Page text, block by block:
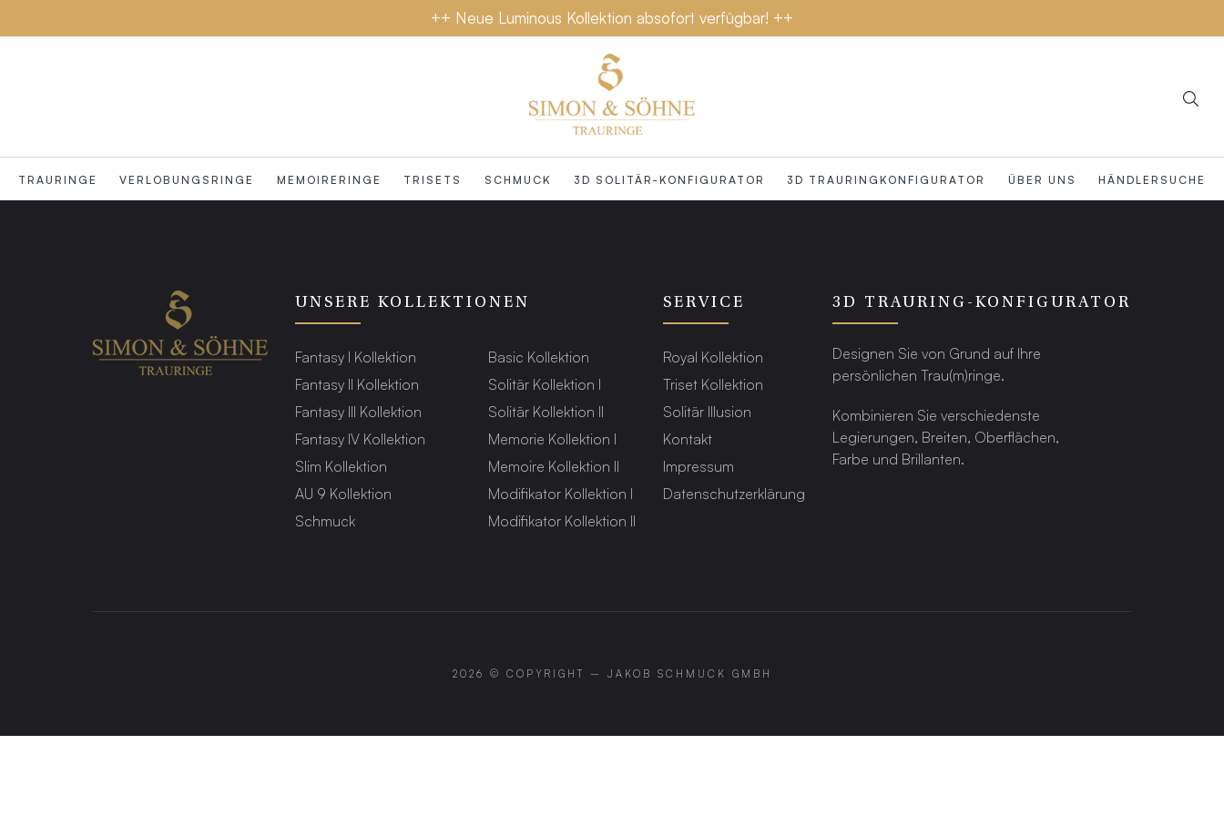
++ Neue Luminous Kollektion absofort verfügbar! ++
TRAURINGE VERLOBUNGSRINGE MEMOIRERINGE TRISETS SCHMUCK 3D SOLITÄR-KONFIGURATOR 3D TRAURINGKONFIGURATOR ÜBER UNS HÄNDLERSUCHE
UNSERE KOLLEKTIONEN
Fantasy I Kollektion
Fantasy II Kollektion
Fantasy III Kollektion
Fantasy IV Kollektion
Slim Kollektion
AU 9 Kollektion
Schmuck
Basic Kollektion
Solitär Kollektion I
Solitär Kollektion II
Memorie Kollektion I
Memoire Kollektion II
Modifikator Kollektion I
Modifikator Kollektion II
SERVICE
Royal Kollektion
Triset Kollektion
Solitär Illusion
Kontakt
Impressum
Datenschutzerklärung
3D TRAURING-KONFIGURATOR
Designen Sie von Grund auf Ihre
persönlichen Trau(m)ringe.
Kombinieren Sie verschiedenste
Legierungen, Breiten, Oberflächen,
Farbe und Brillanten.
2026 © COPYRIGHT – JAKOB SCHMUCK GMBH